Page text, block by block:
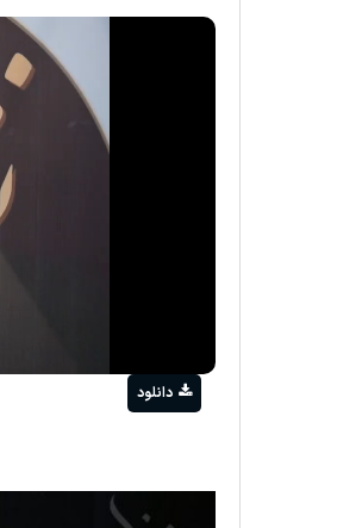
دانلود
هنر در خدمت
دفاع مقدس از